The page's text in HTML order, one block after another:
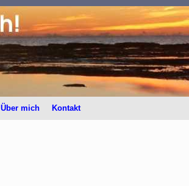
Über mich Kontakt